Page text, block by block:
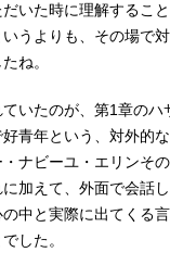
いた時に理解するこ
うよりも、その場で
ね。
いたのが、第1章のハ
青年という、対外的
ナビーユ・エリンそ
加えて、外面で会話
中と実際に出てくる
した。